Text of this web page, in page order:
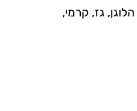
גז, קרמי,